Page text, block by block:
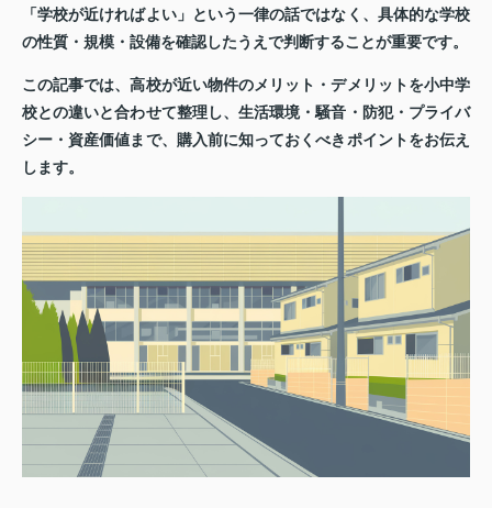
「学校が近ければよい」という一律の話ではなく、具体的な学校
の性質・規模・設備を確認したうえで判断することが重要です。
この記事では、高校が近い物件のメリット・デメリットを小中学
校との違いと合わせて整理し、生活環境・騒音・防犯・プライバ
シー・資産価値まで、購入前に知っておくべきポイントをお伝え
します。